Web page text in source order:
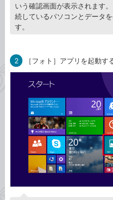
いう確認画面が表示されます
続しているパソコンとデータ
す。
2 ［フォト］アプリを起動す